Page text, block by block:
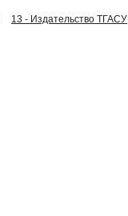
13 - Издательство ТГАСУ